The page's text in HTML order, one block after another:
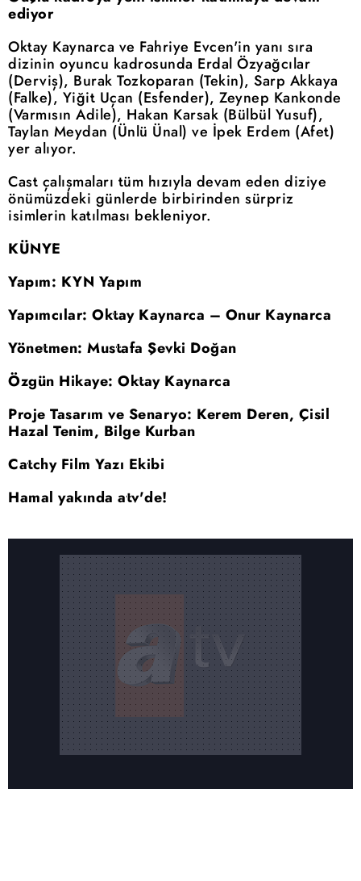
ediyor
Oktay Kaynarca ve Fahriye Evcen'in yanı sıra
dizinin oyuncu kadrosunda Erdal Özyağcılar
(Derviş), Burak Tozkoparan (Tekin), Sarp Akkaya
(Falke), Yiğit Uçan (Esfender), Zeynep Kankonde
(Varmısın Adile), Hakan Karsak (Bülbül Yusuf),
Taylan Meydan (Ünlü Ünal) ve İpek Erdem (Afet)
yer alıyor.
Cast çalışmaları tüm hızıyla devam eden diziye
önümüzdeki günlerde birbirinden sürpriz
isimlerin katılması bekleniyor.
KÜNYE
Yapım: KYN Yapım
Yapımcılar: Oktay Kaynarca – Onur Kaynarca
Yönetmen: Mustafa Şevki Doğan
Özgün Hikaye: Oktay Kaynarca
Proje Tasarım ve Senaryo: Kerem Deren, Çisil
Hazal Tenim, Bilge Kurban
Catchy Film Yazı Ekibi
Hamal yakında atv'de!